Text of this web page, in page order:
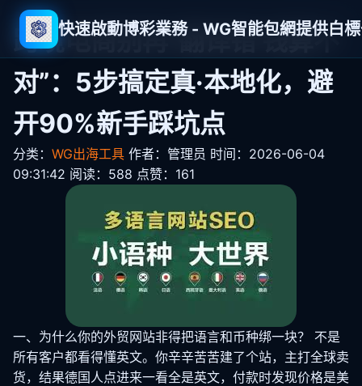
快速啟動博彩業務 - WG智能包網提供白
跨境电商别再“翻译错 钱算不
对”：5步搞定真·本地化，避
开90%新手踩坑点
分类： WG出海工具 作者：管理员 时间：2026-06-04
09:31:42 阅读：588 点赞：161
一、为什么你的外贸网站非得把语言和币种绑一块？ 不是
所有客户都看得懂英文。你辛辛苦苦建了个站，主打全球卖
货，结果德国人点进来一看全是英文，付款时发现价格是美